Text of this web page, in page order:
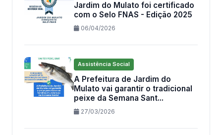
Jardim do Mulato foi certificado
com o Selo FNAS - Edição 2025
06/04/2026
Assistência Social
A Prefeitura de Jardim do
Mulato vai garantir o tradicional
peixe da Semana Sant...
27/03/2026